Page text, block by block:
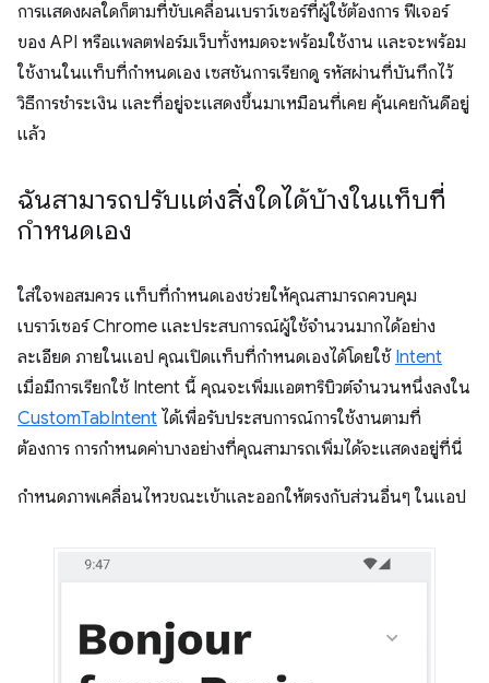
การแสดงผลใดก็ตามที่ขับเคลื่อนเบราว์เซอร์ที่ผู้ใช้ต้องการ ฟีเจอร์
ของ API หรือแพลตฟอร์มเว็บทั้งหมดจะพร้อมใช้งาน และจะพร้อม
ใช้งานในแท็บที่กำหนดเอง เซสชันการเรียกดู รหัสผ่านที่บันทึกไว้
วิธีการชำระเงิน และที่อยู่จะแสดงขึ้นมาเหมือนที่เคย คุ้นเคยกันดีอยู่
แล้ว
ฉันสามารถปรับแต่งสิ่งใดได้บ้างในแท็บที่
กำหนดเอง
ใส่ใจพอสมควร แท็บที่กำหนดเองช่วยให้คุณสามารถควบคุม
เบราว์เซอร์ Chrome และประสบการณ์ผู้ใช้จำนวนมากได้อย่าง
ละเอียด ภายในแอป คุณเปิดแท็บที่กำหนดเองได้โดยใช้ Intent
เมื่อมีการเรียกใช้ Intent นี้ คุณจะเพิ่มแอตทริบิวต์จำนวนหนึ่งลงใน
CustomTabIntent ได้เพื่อรับประสบการณ์การใช้งานตามที่
ต้องการ การกำหนดค่าบางอย่างที่คุณสามารถเพิ่มได้จะแสดงอยู่ที่นี่
กำหนดภาพเคลื่อนไหวขณะเข้าและออกให้ตรงกับส่วนอื่นๆ ในแอป